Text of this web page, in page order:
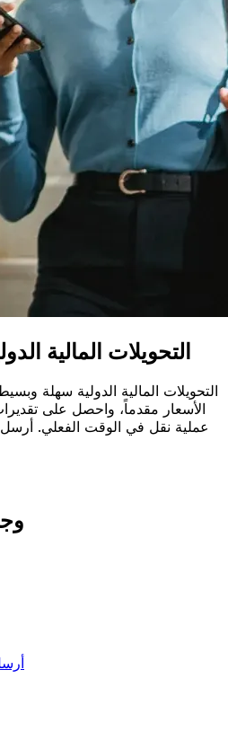
التحويلات المالية
الأسعار مقدماً، واحصل على